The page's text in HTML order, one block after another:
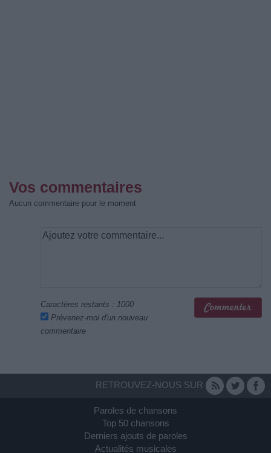
Vos commentaires
Aucun commentaire pour le moment
Caractères restants : 1000
Prévenez-moi d'un nouveau
commentaire
RETROUVEZ-NOUS SUR
Paroles de chansons
Top 50 chansons
Derniers ajouts de paroles
Actualités musicales